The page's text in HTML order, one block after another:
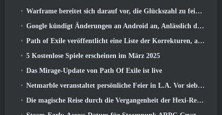
Warframe bereitet sich darauf vor, die Glückszahl zu feiern 13 Mit Jubiläumsveranstaltungen
Google kündigt Änderungen an Android an, Anlässlich der Rückkehr von Fortnite in den Play Store
Path of Exile veröffentlicht eine Liste der Korrekturen, an denen nach dem Start von Mirage gearbeitet wird
5 Kostenlose Spiele erscheinen im März 2025
Das Mirage-Update von Path Of Exile ist live
Netmarble veranstaltet persönliche Feier in L.A. Vor sieben Todsünden: Origin-Start
Die magische Reise durch die Vergangenheit der Hexi-Region beginnt dort, wo heute Winde aufeinander treffen